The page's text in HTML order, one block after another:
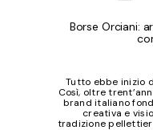
Borse Orciani:
Tutto ebbe inizio
Così, oltre
brand italiano
creativa e
tradizione